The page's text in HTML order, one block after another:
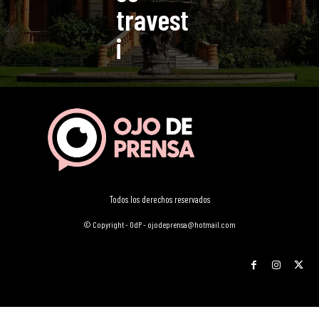
travest
i
Todos los derechos reservados
© Copyright - OdP - ojodeprensa@hotmail.com